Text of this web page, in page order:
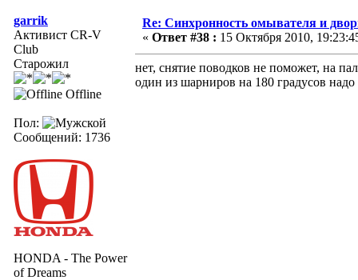
garrik
Активист CR-V
Club
Старожил
Offline
Пол:
Сообщений: 1736
HONDA - The Power
of Dreams
Re: Синхронность омывателя и
« Ответ #38 : 15 Октября 2010,
нет, снятие поводков не поможет, на
один из шарниров на 180 градусов надо